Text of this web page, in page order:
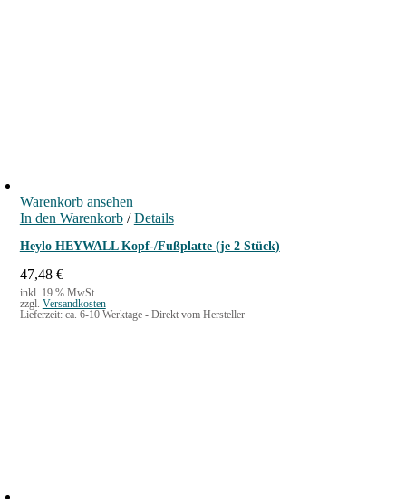
Warenkorb ansehen
In den Warenkorb / Details
Heylo HEYWALL Kopf-/Fußplatte (je 2 Stück)
47,48 €
inkl. 19 % MwSt.
zzgl. Versandkosten
Lieferzeit: ca. 6-10 Werktage - Direkt vom Hersteller